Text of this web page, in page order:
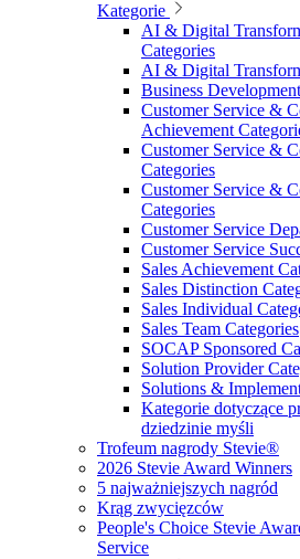
Kategorie
AI & Digital
Categories
AI & Digital
Business
Customer Service &
Achievement
Customer Service &
Categories
Customer Service &
Categories
Customer Service
Customer Service
Sales Achievement
Sales Distinction
Sales Individual
Sales Team Categories
SOCAP Sponsored
Solution Provider
Solutions &
Kategorie dotyczące
dziedzinie myśli
Trofeum nagrody Stevie®
2026 Stevie Award Winners
5 najważniejszych nagród
Krąg zwycięzców
People's Choice Stevie
Service